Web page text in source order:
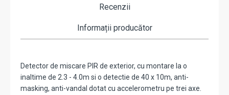
Recenzii
Informații producător
Detector de miscare PIR de exterior, cu montare la o
inaltime de 2.3 - 4.0m si o detectie de 40 x 10m, anti-
masking, anti-vandal dotat cu accelerometru pe trei axe.